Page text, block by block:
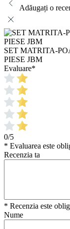
Adăugați o
SET MATRITA-
PIESE JBM
Evaluare*
0/5
* Evaluarea este
Recenzia ta
* Recenzia este
Nume